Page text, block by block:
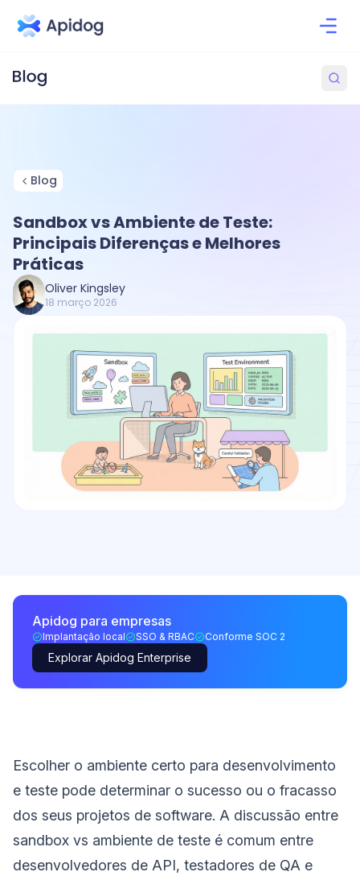
Blog
Sandbox vs Ambiente de Teste:
Principais Diferenças e Melhores
Práticas
Oliver Kingsley
18 março 2026
Apidog para empresas
Implantação local SSO & RBAC Conforme SOC 2
Explorar Apidog Enterprise
Escolher o ambiente certo para desenvolvimento
e teste pode determinar o sucesso ou o fracasso
dos seus projetos de software. A discussão entre
sandbox vs ambiente de teste é comum entre
desenvolvedores de API, testadores de QA e